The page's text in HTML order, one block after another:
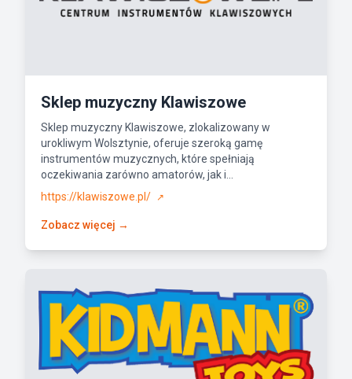
Sklep muzyczny Klawiszowe
Sklep muzyczny Klawiszowe, zlokalizowany w
urokliwym Wolsztynie, oferuje szeroką gamę
instrumentów muzycznych, które spełniają
oczekiwania zarówno amatorów, jak i...
https://klawiszowe.pl/
↗
Zobacz więcej →